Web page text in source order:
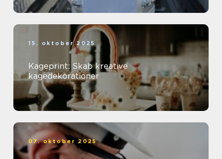
15. oktober 2025
Kageprint: Skab kreative
kagedekorationer
07. oktober 2025